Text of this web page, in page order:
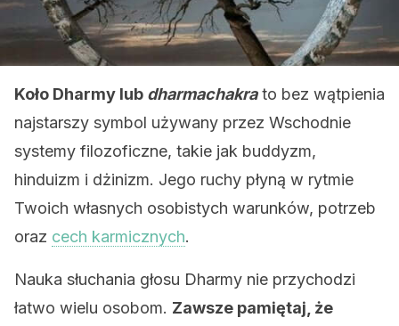
Koło Dharmy lub dharmachakra to bez wątpienia
najstarszy symbol używany przez Wschodnie
systemy filozoficzne, takie jak buddyzm,
hinduizm i dżinizm. Jego ruchy płyną w rytmie
Twoich własnych osobistych warunków, potrzeb
oraz cech karmicznych.
Nauka słuchania głosu Dharmy nie przychodzi
łatwo wielu osobom. Zawsze pamiętaj, że